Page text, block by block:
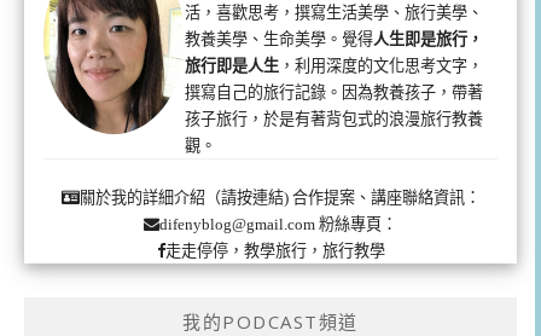
活，喜歡思考，撰寫生活美學、旅行美學、
教養美學、生命美學。覺得人生即是旅行，
旅行即是人生 ，利用深度的文化思考文字，
撰寫自己的旅行記錄。因為教養孩子，帶著
孩子旅行，於是有著背包式的浪漫旅行教養
觀。
關於我的詳細介紹（請按連結)合作提案、講座聯絡資訊：
difenyblog@gmail.com 粉絲專頁：
走走停停，教學旅行，旅行教學
我的PODCAST頻道